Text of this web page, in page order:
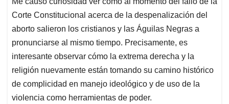
s
A
p
p
b
o
o
k
e
d
I
n
l
a
d
s
Corte Constitucional acerca de la despenalización del
aborto salieron los cristianos y las Águilas Negras a
pronunciarse al mismo tiempo. Precisamente, es
interesante observar cómo la extrema derecha y la
religión nuevamente están tomando su camino histórico
de complicidad en manejo ideológico y de uso de la
violencia como herramientas de poder.